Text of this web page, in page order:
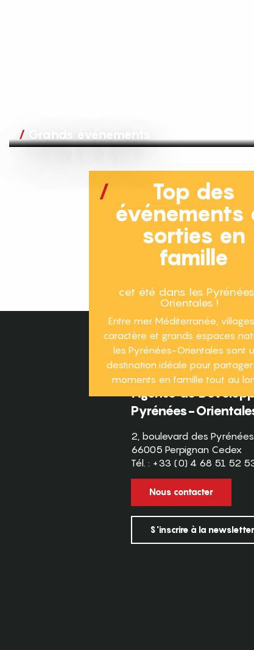
Grands événements
Top des
événements
sorties en
famille
cet été dans les
Orientales !
Entre mer Méditerranée,
caractère et grands espaces
les Pyrénées-Orientales sont
destination idéale pour
moments en famille tout au
Agence de
Pyrénées-
2, boulevard des Pyrénées
66005 Perpignan Cedex
Tél. : +33 (0) 4 68 51 52
Nous contacter
S'inscrire à la newsletter